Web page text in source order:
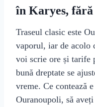
în Karyes,
Traseul clasic este
vaporul, iar de acolo
voi scrie ore și tarife
bună dreptate se
vreme. Ce contează
Ouranoupoli, să